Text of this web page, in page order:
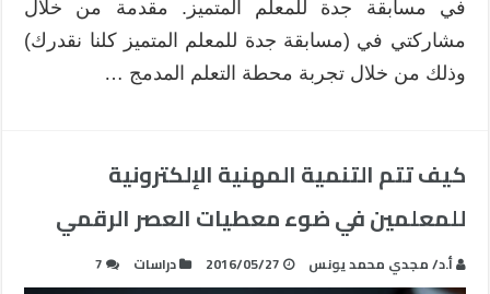
في مسابقة جدة للمعلم المتميز. مقدمة من خلال
مشاركتي في (مسابقة جدة للمعلم المتميز كلنا نقدرك)
وذلك من خلال تجربة محطة التعلم المدمج …
كيف تتم التنمية المهنية الإلكترونية
للمعلمين في ضوء معطيات العصر الرقمي
أ.د/ مجدي محمد يونس 2016/05/27 دراسات 7